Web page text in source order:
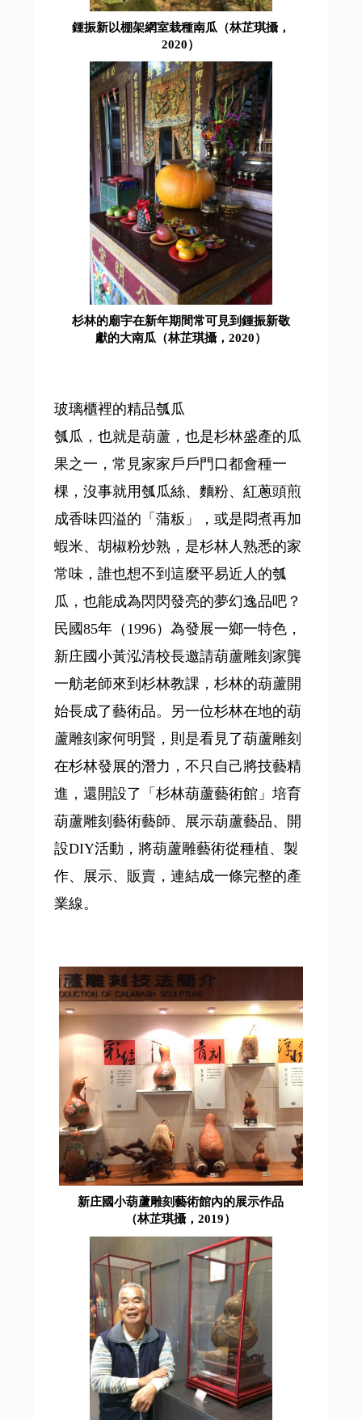
鍾振新以棚架網室栽種南瓜（林芷琪攝，
2020）
杉林的廟宇在新年期間常可見到鍾振新敬
獻的大南瓜（林芷琪攝，2020）
玻璃櫃裡的精品瓠瓜
瓠瓜，也就是葫蘆，也是杉林盛產的瓜
果之一，常見家家戶戶門口都會種一
棵，沒事就用瓠瓜絲、麵粉、紅蔥頭煎
成香味四溢的「蒲粄」，或是悶煮再加
蝦米、胡椒粉炒熟，是杉林人熟悉的家
常味，誰也想不到這麼平易近人的瓠
瓜，也能成為閃閃發亮的夢幻逸品吧？
民國85年（1996）為發展一鄉一特色，
新庄國小黃泓清校長邀請葫蘆雕刻家龔
一舫老師來到杉林教課，杉林的葫蘆開
始長成了藝術品。另一位杉林在地的葫
蘆雕刻家何明賢，則是看見了葫蘆雕刻
在杉林發展的潛力，不只自己將技藝精
進，還開設了「杉林葫蘆藝術館」培育
葫蘆雕刻藝術藝師、展示葫蘆藝品、開
設DIY活動，將葫蘆雕藝術從種植、製
作、展示、販賣，連結成一條完整的產
業線。
新庄國小葫蘆雕刻藝術館內的展示作品
（林芷琪攝，2019）